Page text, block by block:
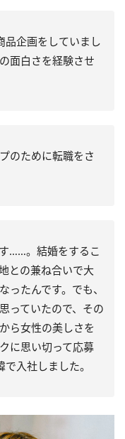
品企画をしていまし
面白さを経験させ
のために転職をさ
……。結婚をするこ
との兼ね合いで大
ったんです。でも、
っていたので、その
ら女性の美しさを
に思い切って応募
入社しました。